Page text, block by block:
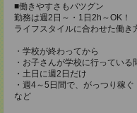
■働きやすさもバツグン
勤務は週2日～・1日2h～OK！
ライフスタイルに合わせた働き
・学校が終わってから
・お子さんが学校に行っている
・土日に週2日だけ
・週4～5日間で、がっつり稼ぐ
など